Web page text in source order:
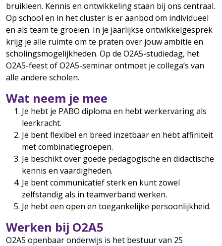
bruikleen. Kennis en ontwikkeling staan bij ons centraal.
Op school en in het cluster is er aanbod om individueel
en als team te groeien. In je jaarlijkse ontwikkelgesprek
krijg je alle ruimte om te praten over jouw ambitie en
scholingsmogelijkheden. Op de O2A5-studiedag, het
O2A5-feest of O2A5-seminar ontmoet je collega’s van
alle andere scholen.
Wat neem je mee
Je hebt je PABO diploma en hebt werkervaring als
leerkracht.
Je bent flexibel en breed inzetbaar en hebt affiniteit
met combinatiegroepen.
Je beschikt over goede pedagogische en didactische
kennis en vaardigheden.
Je bent communicatief sterk en kunt zowel
zelfstandig als in teamverband werken.
Je hebt een open en toegankelijke persoonlijkheid.
Werken bij O2A5
O2A5 openbaar onderwijs is het bestuur van 25